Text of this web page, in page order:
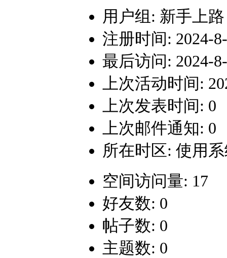
用户组: 新手上路
注册时间: 2024-
最后访问: 2024-
上次活动时间:
上次发表时间: 0
上次邮件通知: 0
所在时区: 使用
空间访问量: 17
好友数: 0
帖子数: 0
主题数: 0